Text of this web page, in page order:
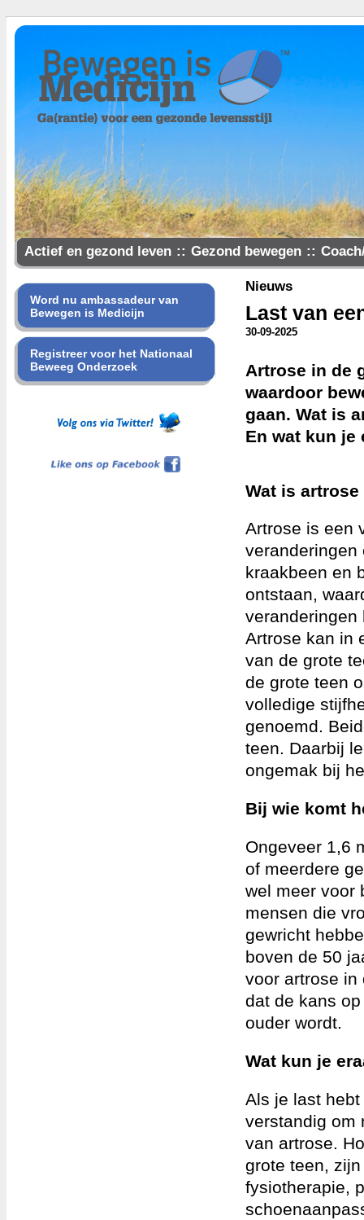
Actief en gezond leven :: Gezond bewegen ::
Samen gezonder
Word nu ambassadeur van
Bewegen is Medicijn
Registreer voor het Nationaal
Beweeg Onderzoek
Nieuws
Last van
30-09-2025
Artrose in de
waardoor
gaan. Wat is
En wat kun je
Wat is
Artrose is een
veranderingen
kraakbeen en
ontstaan,
veranderingen
Artrose kan in
van de grote
de grote teen
volledige
genoemd.
teen. Daarbij
ongemak bij
Bij wie komt
Ongeveer 1,6
of meerdere
wel meer voor
mensen die
gewricht
boven de 50
voor artrose in
dat de kans
ouder wordt.
Wat kun je
Als je last
verstandig om
van artrose.
grote teen,
fysiotherapie,